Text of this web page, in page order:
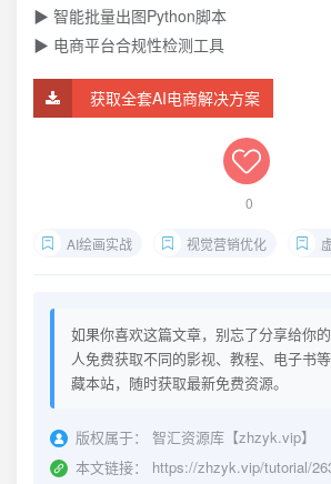
▶ 智能批量出图Python脚本
▶ 电商平台合规性检测工具
获取全套AI电商解决方案
0
AI绘画实战 视觉营销优化
如果你喜欢这篇文章，别忘了分享给你
人免费获取不同的影视、教程、电子书
藏本站，随时获取最新免费资源。
版权属于：
智汇资源库【zhzyk.vip】
本文链接：
https://zhzyk.vip/tutorial/